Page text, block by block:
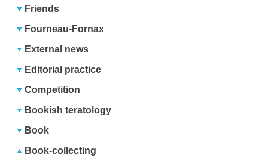
Friends
Fourneau-Fornax
External news
Editorial practice
Competition
Bookish teratology
Book
Book-collecting